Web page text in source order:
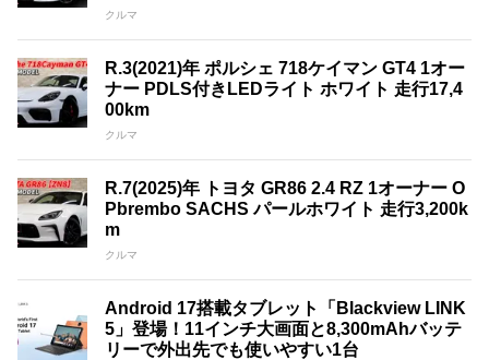
クルマ
R.3(2021)年 ポルシェ 718ケイマン GT4 1オー
ナー PDLS付きLEDライト ホワイト 走行17,4
00km
クルマ
R.7(2025)年 トヨタ GR86 2.4 RZ 1オーナー O
Pbrembo SACHS パールホワイト 走行3,200k
m
クルマ
Android 17搭載タブレット「Blackview LINK
5」登場！11インチ大画面と8,300mAhバッテ
リーで外出先でも使いやすい1台